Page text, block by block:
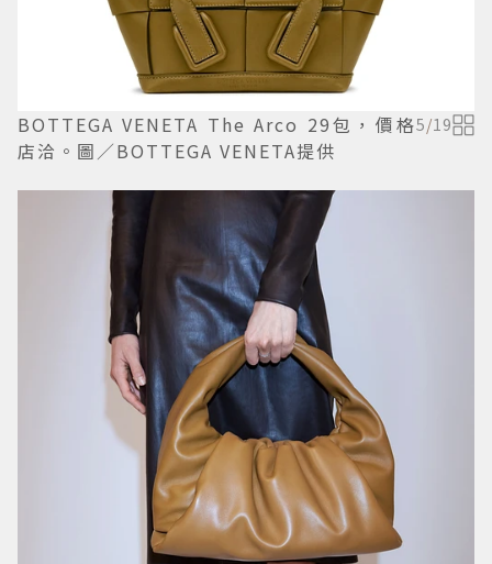
BOTTEGA VENETA The Arco 29包，價格
店洽。圖／BOTTEGA VENETA提供
5/19